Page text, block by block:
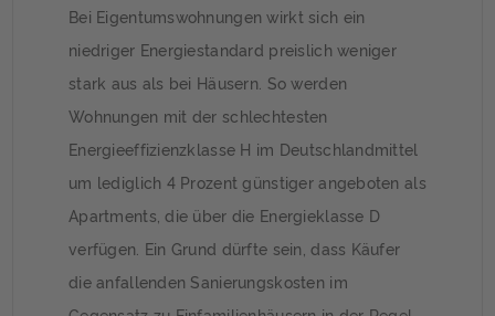
Bei Eigentumswohnungen wirkt sich ein
niedriger Energiestandard preislich weniger
stark aus als bei Häusern. So werden
Wohnungen mit der schlechtesten
Energieeffizienzklasse H im Deutschlandmittel
um lediglich 4 Prozent günstiger angeboten als
Apartments, die über die Energieklasse D
verfügen. Ein Grund dürfte sein, dass Käufer
die anfallenden Sanierungskosten im